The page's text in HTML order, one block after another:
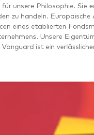
unsere Philosophie. Sie
zu handeln.
eines etablierten
Unsere
Vanguard ist ein